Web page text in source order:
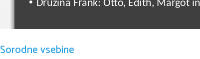
Družina Frank: Otto, Edith, Margot
Sorodne vsebine